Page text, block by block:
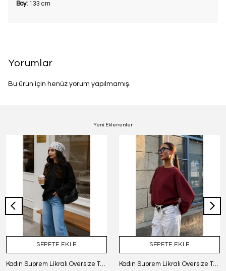
Boy: 133 cm
Yorumlar
Bu ürün için henüz yorum yapılmamış.
Yeni Eklenenler
SEPETE EKLE
Kadın Suprem Likralı Oversize T-Shirt - SİYAH
SEPETE EKLE
Kadın Suprem Likralı Oversize T-Shirt - BORDO